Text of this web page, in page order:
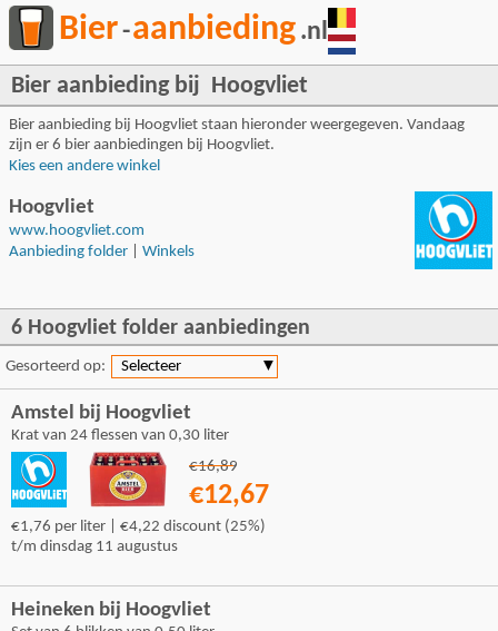
Bier-aanbieding .nl
Bier aanbieding bij Hoogvliet
Bier aanbieding bij Hoogvliet staan hieronder weergegeven. Vandaag
zijn er 6 bier aanbiedingen bij Hoogvliet.
Kies een andere winkel
Hoogvliet
www.hoogvliet.com
Aanbieding folder
Winkels
6 Hoogvliet folder aanbiedingen
Gesorteerd op: Selecteer ▼
Amstel bij Hoogvliet
Krat van 24 flessen van 0,30 liter
€16,89
€12,67
€1,76 per liter | €4,22 discount (25%)
t/m dinsdag 11 augustus
Heineken bij Hoogvliet